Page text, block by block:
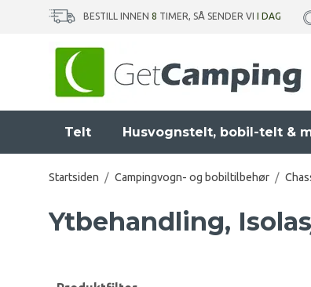
BESTILL INNEN 8 TIMER, SÅ SENDER VI I DAG
Telt Husvognstelt, bobil-telt &
Startsiden / Campingvogn- og bobiltilbehør /
Ytbehandling,